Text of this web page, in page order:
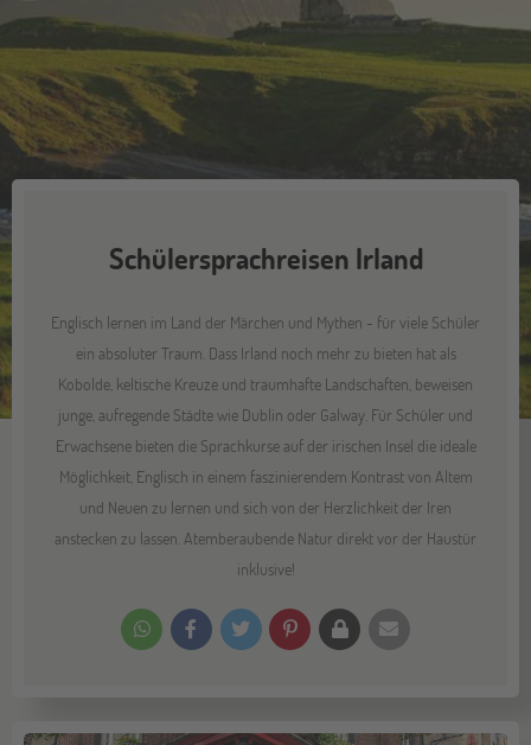
Schülersprachreisen Irland
Englisch lernen im Land der Märchen und Mythen - für viele Schüler
ein absoluter Traum. Dass Irland noch mehr zu bieten hat als
Kobolde, keltische Kreuze und traumhafte Landschaften, beweisen
junge, aufregende Städte wie Dublin oder Galway. Für Schüler und
Erwachsene bieten die Sprachkurse auf der irischen Insel die ideale
Möglichkeit, Englisch in einem faszinierendem Kontrast von Altem
und Neuen zu lernen und sich von der Herzlichkeit der Iren
anstecken zu lassen. Atemberaubende Natur direkt vor der Haustür
inklusive!